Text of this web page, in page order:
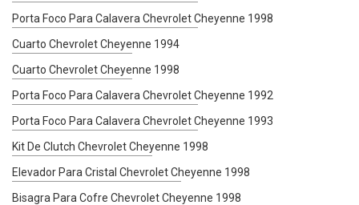
Porta Foco Para Calavera Chevrolet Cheyenne 1998
Cuarto Chevrolet Cheyenne 1994
Cuarto Chevrolet Cheyenne 1998
Porta Foco Para Calavera Chevrolet Cheyenne 1992
Porta Foco Para Calavera Chevrolet Cheyenne 1993
Kit De Clutch Chevrolet Cheyenne 1998
Elevador Para Cristal Chevrolet Cheyenne 1998
Bisagra Para Cofre Chevrolet Cheyenne 1998